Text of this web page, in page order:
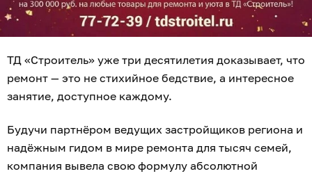
ТД «Строитель» уже три десятилетия доказывает, что
ремонт — это не стихийное бедствие, а интересное
занятие, доступное каждому.
Будучи партнёром ведущих застройщиков региона и
надёжным гидом в мире ремонта для тысяч семей,
компания вывела свою формулу абсолютной